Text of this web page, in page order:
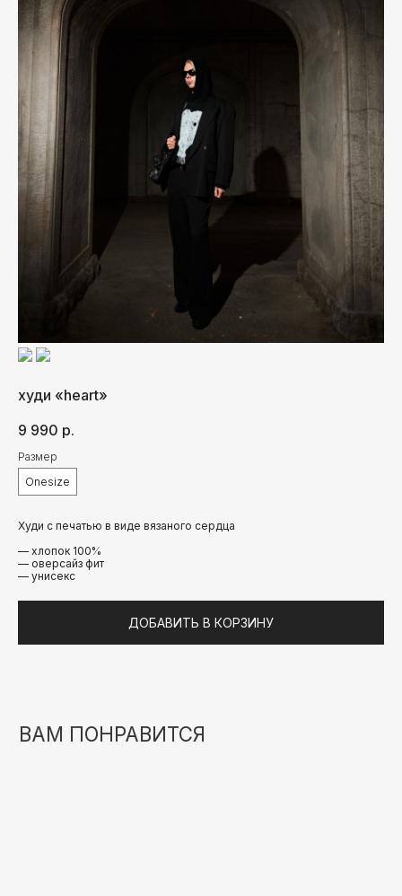
худи «heart»
9 990 р.
Размер
Onesize
Худи с печатью в виде вязаного сердца
— хлопок 100%
— оверсайз фит
— унисекс
ДОБАВИТЬ В КОРЗИНУ
ВАМ ПОНРАВИТСЯ